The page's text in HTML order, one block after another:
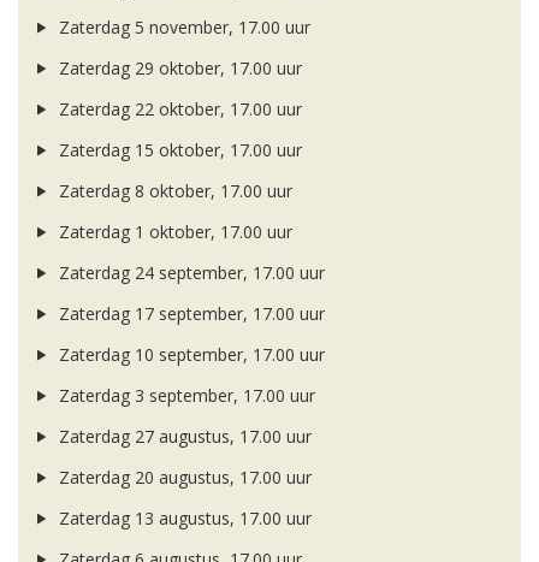
Zaterdag 5 november, 17.00 uur
Zaterdag 29 oktober, 17.00 uur
Zaterdag 22 oktober, 17.00 uur
Zaterdag 15 oktober, 17.00 uur
Zaterdag 8 oktober, 17.00 uur
Zaterdag 1 oktober, 17.00 uur
Zaterdag 24 september, 17.00 uur
Zaterdag 17 september, 17.00 uur
Zaterdag 10 september, 17.00 uur
Zaterdag 3 september, 17.00 uur
Zaterdag 27 augustus, 17.00 uur
Zaterdag 20 augustus, 17.00 uur
Zaterdag 13 augustus, 17.00 uur